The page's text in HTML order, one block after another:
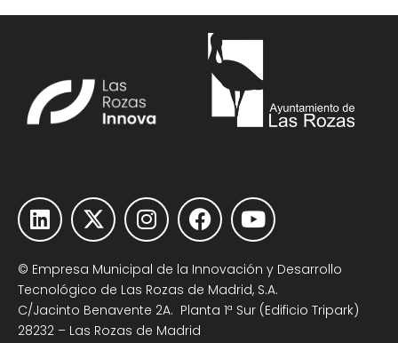
© Empresa Municipal de la Innovación y Desarrollo
Tecnológico de Las Rozas de Madrid, S.A.
C/Jacinto Benavente 2A. Planta 1ª Sur (Edificio Tripark)
28232 – Las Rozas de Madrid